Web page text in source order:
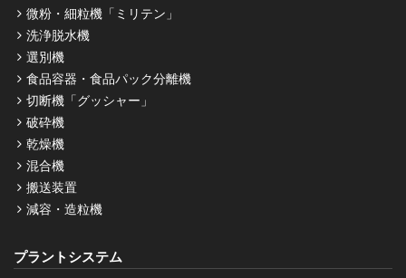
微粉・細粒機「ミリテン」
洗浄脱水機
選別機
食品容器・食品パック分離機
切断機「グッシャー」
破砕機
乾燥機
混合機
搬送装置
減容・造粒機
プラントシステム